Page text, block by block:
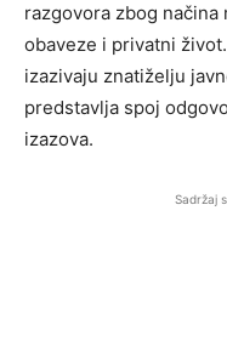
razgovora zbog
obaveze i privatni
izazivaju znatiželju
predstavlja spoj
izazova.
Sadržaj